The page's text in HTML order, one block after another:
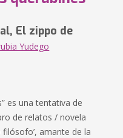
El zippo de
Yudego
es una tentativa de
de relatos / novela
amante de la